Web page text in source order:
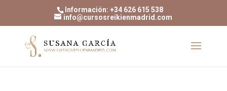
Información: +34 626 615 538
info@cursosreikienmadrid.com